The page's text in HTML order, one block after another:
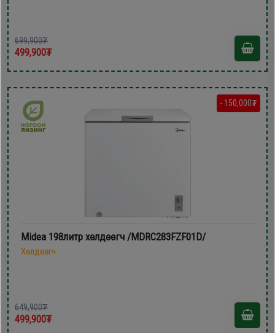
699,900₮
499,900₮
- 150,000₮
Midea 198литр хөлдөөгч /MDRC283FZF01D/
Хөлдөөгч
649,900₮
499,900₮